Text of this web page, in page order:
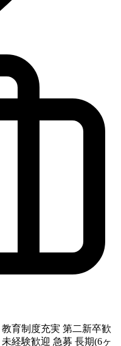
教育制度充実 第二新卒歓
未経験歓迎 急募 長期(6ヶ